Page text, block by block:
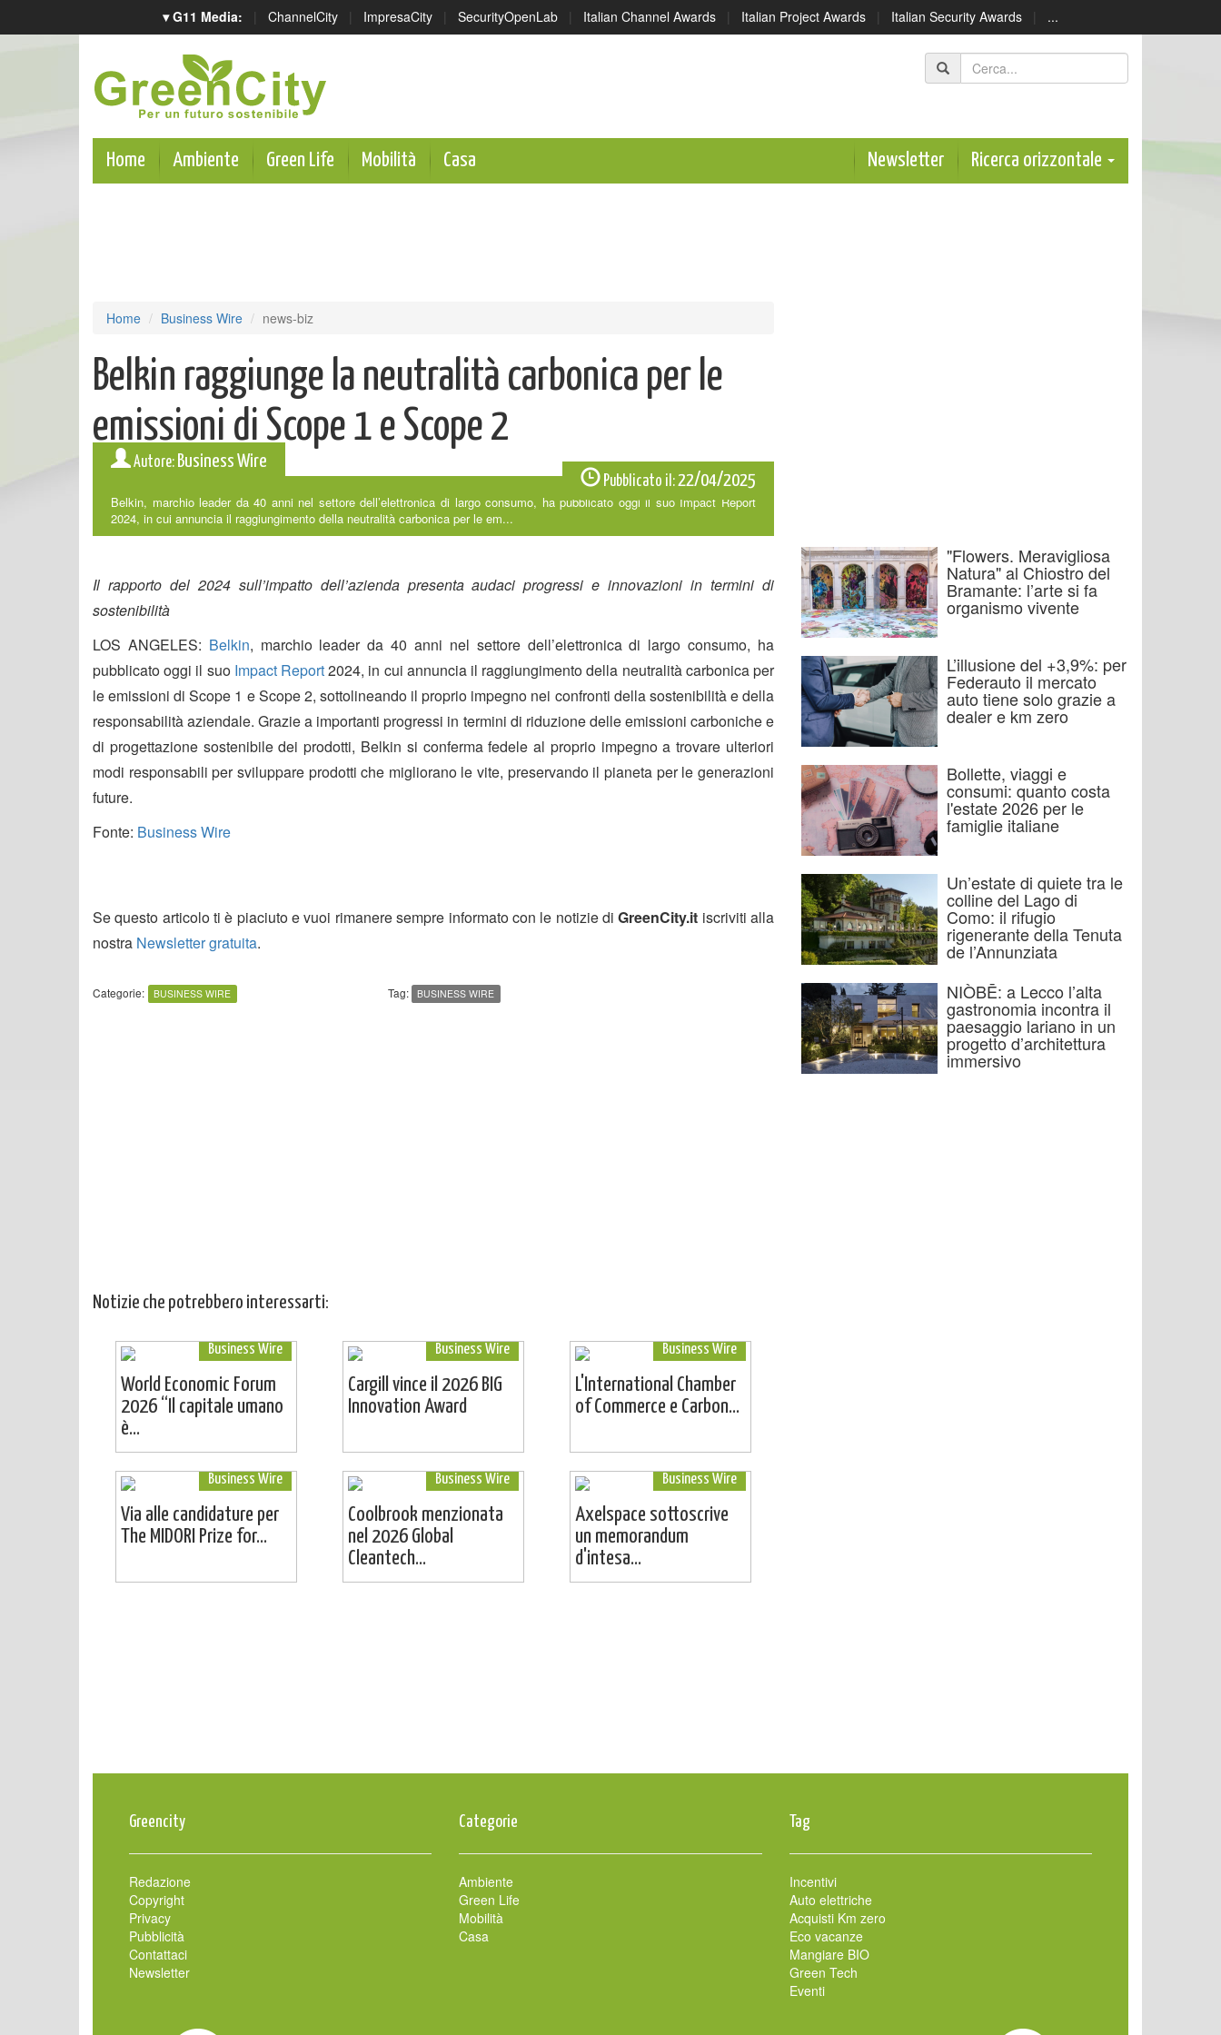
▾ G11 Media: | ChannelCity | ImpresaCity | SecurityOpenLab | Italian Channel Awards | Italian Project Awards | Italian Security Awards | ...
Home Ambiente Green Life Mobilità Casa Newsletter Ricerca orizzontale
Home Business Wire news-biz
Belkin raggiunge la neutralità carbonica per le
emissioni di Scope 1 e Scope 2
Pubblicato il:22/04/2025
Autore: Business Wire
Belkin, marchio leader da 40 anni nel settore dell’elettronica di largo consumo, ha pubblicato oggi il suo Impact Report
2024, in cui annuncia il raggiungimento della neutralità carbonica per le em...
Il rapporto del 2024 sull’impatto dell’azienda presenta audaci progressi e innovazioni in termini di
sostenibilità
LOS ANGELES: Belkin, marchio leader da 40 anni nel settore dell’elettronica di largo consumo, ha
pubblicato oggi il suo Impact Report2024, in cui annuncia il raggiungimento della neutralità carbonica per
le emissioni di Scope 1 e Scope 2, sottolineando il proprio impegno nei confronti della sostenibilità e della
responsabilità aziendale. Grazie a importanti progressi in termini di riduzione delle emissioni carboniche e
di progettazione sostenibile dei prodotti, Belkin si conferma fedele al proprio impegno a trovare ulteriori
modi responsabili per sviluppare prodotti che migliorano le vite, preservando il pianeta per le generazioni
future.
Fonte: Business Wire
Se questo articolo ti è piaciuto e vuoi rimanere sempre informato con le notizie diGreenCity.it iscriviti alla
nostra Newsletter gratuita.
Categorie: BUSINESS WIRE Tag: BUSINESS WIRE
Notizie che potrebbero interessarti:
Business Wire
World Economic Forum
2026 “Il capitale umano
è...
Business Wire
Cargill vince il 2026 BIG
Innovation Award
Business Wire
L'International Chamber
of Commerce e Carbon...
Business Wire
Via alle candidature per
The MIDORI Prize for...
Business Wire
Coolbrook menzionata
nel 2026 Global
Cleantech...
Business Wire
Axelspace sottoscrive
un memorandum
d'intesa...
"Flowers. Meravigliosa
Natura" al Chiostro del
Bramante: l’arte si fa
organismo vivente
L’illusione del +3,9%: per
Federauto il mercato
auto tiene solo grazie a
dealer e km zero
Bollette, viaggi e
consumi: quanto costa
l'estate 2026 per le
famiglie italiane
Un’estate di quiete tra le
colline del Lago di
Como: il rifugio
rigenerante della Tenuta
de l’Annunziata
NIÒBĒ: a Lecco l’alta
gastronomia incontra il
paesaggio lariano in un
progetto d’architettura
immersivo
Greencity
Redazione
Copyright
Privacy
Pubblicità
Contattaci
Newsletter
Categorie
Ambiente
Green Life
Mobilità
Casa
Tag
Incentivi
Auto elettriche
Acquisti Km zero
Eco vacanze
Mangiare BIO
Green Tech
Eventi